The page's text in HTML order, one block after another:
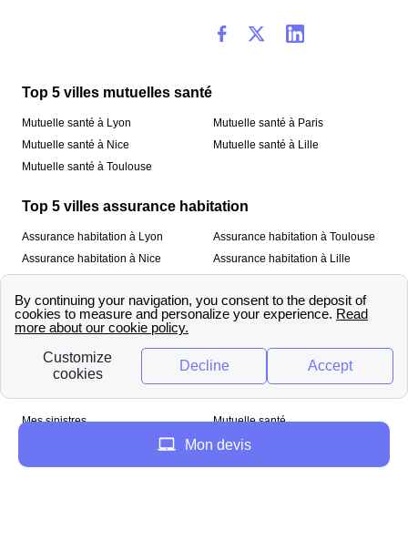
Top 5 villes mutuelles santé
Mutuelle santé à Lyon
Mutuelle santé à Nice
Mutuelle santé à Toulouse
Mutuelle santé à Paris
Mutuelle santé à Lille
Top 5 villes assurance habitation
Assurance habitation à Lyon
Assurance habitation à Nice
Assurance habitation à Toulouse
Assurance habitation à Lille
À propos
Qui sommes-nous ? Mentions légales
Mes sinistres
Mutuelle santé
Mon devis